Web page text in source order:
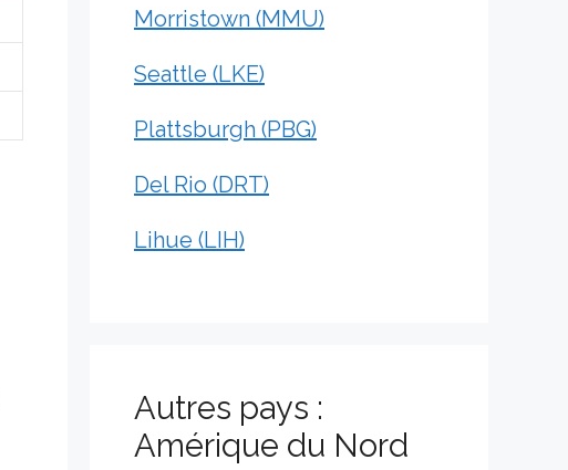
Morristown (MMU)
Seattle (LKE)
Plattsburgh (PBG)
Del Rio (DRT)
Lihue (LIH)
Autres pays :
Amérique du Nord